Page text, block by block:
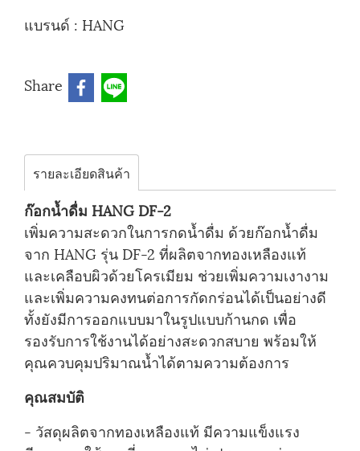
แบรนด์ : HANG
Share
รายละเอียดสินค้า
ก๊อกน้ำดื่ม HANG DF-2
เพิ่มความสะดวกในการกดน้ำดื่ม ด้วยก๊อกน้ำดื่ม
จาก HANG รุ่น DF-2 ที่ผลิตจากทองเหลืองแท้
และเคลือบผิวด้วยโครเมียม ช่วยเพิ่มความเงางาม
และเพิ่มความคงทนต่อการกัดกร่อนได้เป็นอย่างดี
ทั้งยังมีการออกแบบมาในรูปแบบก้านกด เพื่อ
รองรับการใช้งานได้อย่างสะดวกสบาย พร้อมให้
คุณควบคุมปริมาณน้ำได้ตามความต้องการ
คุณสมบัติ
- วัสดุผลิตจากทองเหลืองแท้ มีความแข็งแรง